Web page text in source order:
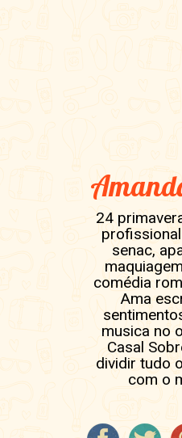
24
senac,
comédia
Ama
musica no
Casal
dividir tudo
com o